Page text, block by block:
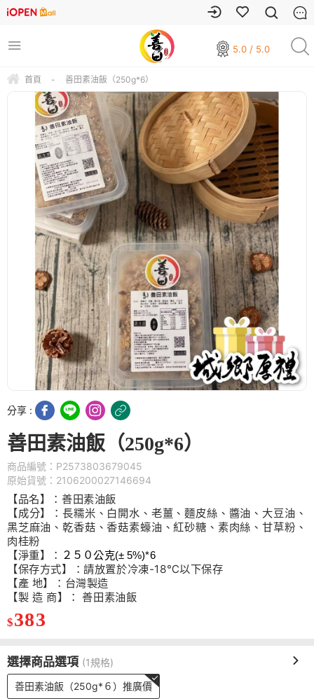
5.0 / 5.0
首頁 - 善田素油飯（250g*6）
分享 :
善田素油飯（250g*6）
商品編號：P2573803679045
原始貨號：2106200027146694
【品名】：善田素油飯
【成分】：長糯米、白開水、老薑、麵皮絲、醬油、大豆油、
黑芝麻油、乾香菇、香菇素蠔油、紅砂糖、素肉絲、甘草粉、
肉桂粉
【淨重】： ２５０公克(±5%)*6
【保存方式】：請放置於冷凍-18℃以下保存
【產 地】：台灣製造
【製 造 商】： 善田素油飯
$383
選擇商品選項 (1規格)
善田素油飯（250g*６）推廣價